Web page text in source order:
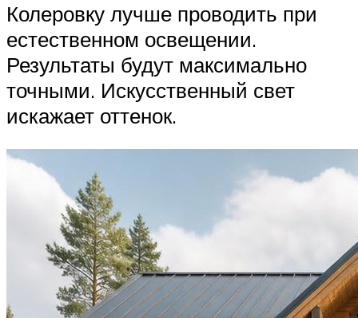
Колеровку лучше проводить при
естественном освещении.
Результаты будут максимально
точными. Искусственный свет
искажает оттенок.